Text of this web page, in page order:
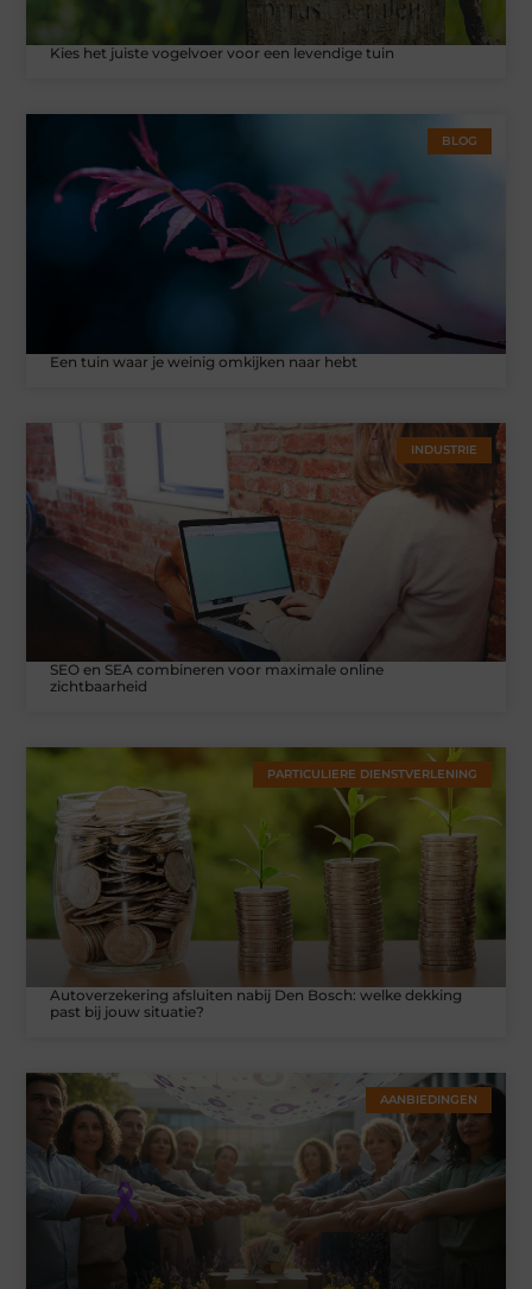
Kies het juiste vogelvoer voor een levendige tuin
BLOG
Een tuin waar je weinig omkijken naar hebt
INDUSTRIE
SEO en SEA combineren voor maximale online
zichtbaarheid
PARTICULIERE DIENSTVERLENING
Autoverzekering afsluiten nabij Den Bosch: welke dekking
past bij jouw situatie?
AANBIEDINGEN